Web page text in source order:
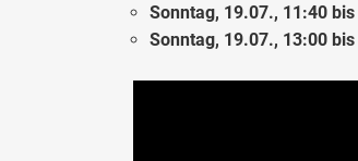
Sonntag, 19.07., 11:40
Sonntag, 19.07., 13:00